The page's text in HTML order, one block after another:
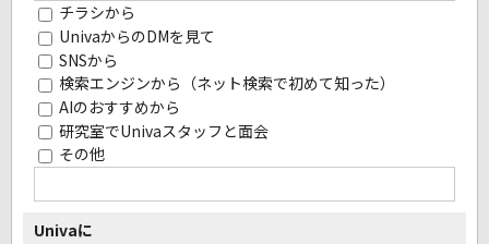
チラシから
UnivaからのDMを見て
SNSから
検索エンジンから（ネット検索で初めて知った）
AIのおすすめから
研究室でUnivaスタッフと面会
その他
Univaに